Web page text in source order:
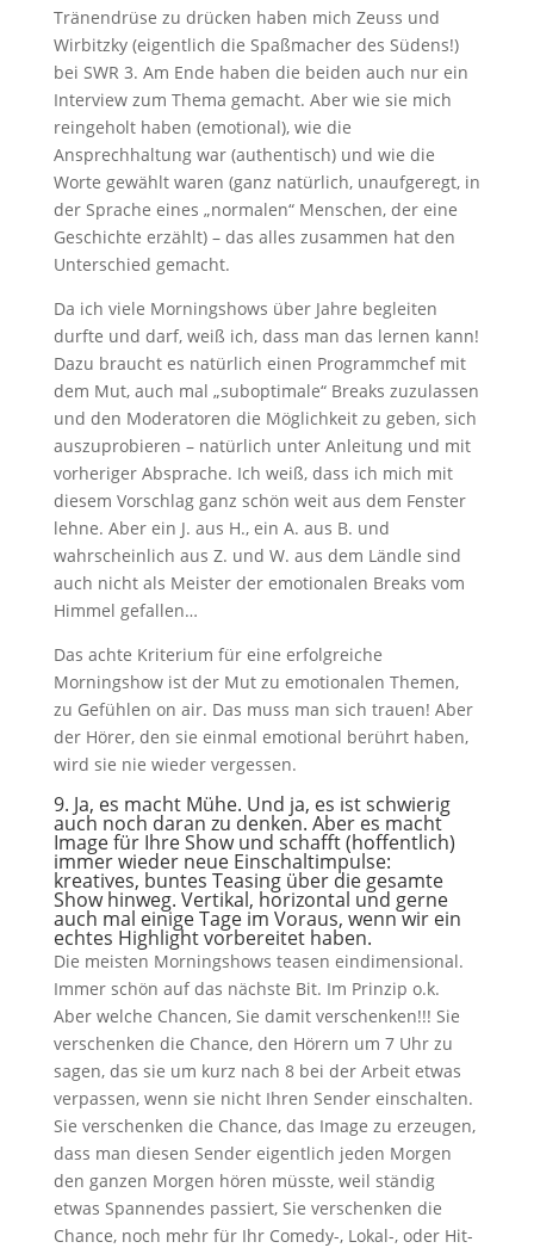
Tränendrüse zu drücken haben mich Zeuss und
Wirbitzky (eigentlich die Spaßmacher des Südens!)
bei SWR 3. Am Ende haben die beiden auch nur ein
Interview zum Thema gemacht. Aber wie sie mich
reingeholt haben (emotional), wie die
Ansprechhaltung war (authentisch) und wie die
Worte gewählt waren (ganz natürlich, unaufgeregt, in
der Sprache eines „normalen“ Menschen, der eine
Geschichte erzählt) – das alles zusammen hat den
Unterschied gemacht.
Da ich viele Morningshows über Jahre begleiten
durfte und darf, weiß ich, dass man das lernen kann!
Dazu braucht es natürlich einen Programmchef mit
dem Mut, auch mal „suboptimale“ Breaks zuzulassen
und den Moderatoren die Möglichkeit zu geben, sich
auszuprobieren – natürlich unter Anleitung und mit
vorheriger Absprache. Ich weiß, dass ich mich mit
diesem Vorschlag ganz schön weit aus dem Fenster
lehne. Aber ein J. aus H., ein A. aus B. und
wahrscheinlich aus Z. und W. aus dem Ländle sind
auch nicht als Meister der emotionalen Breaks vom
Himmel gefallen…
Das achte Kriterium für eine erfolgreiche
Morningshow ist der Mut zu emotionalen Themen,
zu Gefühlen on air. Das muss man sich trauen! Aber
der Hörer, den sie einmal emotional berührt haben,
wird sie nie wieder vergessen.
9. Ja, es macht Mühe. Und ja, es ist schwierig
auch noch daran zu denken. Aber es macht
Image für Ihre Show und schafft (hoffentlich)
immer wieder neue Einschaltimpulse:
kreatives, buntes Teasing über die gesamte
Show hinweg. Vertikal, horizontal und gerne
auch mal einige Tage im Voraus, wenn wir ein
echtes Highlight vorbereitet haben.
Die meisten Morningshows teasen eindimensional.
Immer schön auf das nächste Bit. Im Prinzip o.k.
Aber welche Chancen, Sie damit verschenken!!! Sie
verschenken die Chance, den Hörern um 7 Uhr zu
sagen, das sie um kurz nach 8 bei der Arbeit etwas
verpassen, wenn sie nicht Ihren Sender einschalten.
Sie verschenken die Chance, das Image zu erzeugen,
dass man diesen Sender eigentlich jeden Morgen
den ganzen Morgen hören müsste, weil ständig
etwas Spannendes passiert, Sie verschenken die
Chance, noch mehr für Ihr Comedy-, Lokal-, oder Hit-